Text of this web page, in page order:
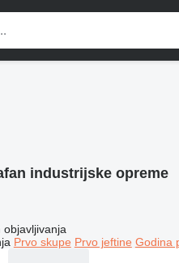
industrijske opreme
objavljivanja
Prvo skupe Prvo jeftine Godina